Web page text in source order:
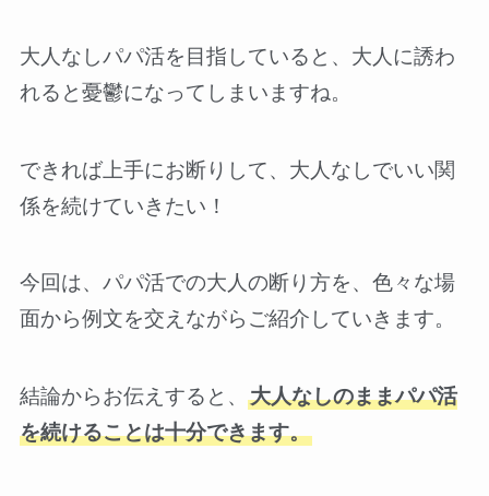
大人なしパパ活を目指していると、大人に誘わ
れると憂鬱になってしまいますね。
できれば上手にお断りして、大人なしでいい関
係を続けていきたい！
今回は、パパ活での大人の断り方を、色々な場
面から例文を交えながらご紹介していきます。
結論からお伝えすると、 大人なしのままパパ活
を続けることは十分できます。